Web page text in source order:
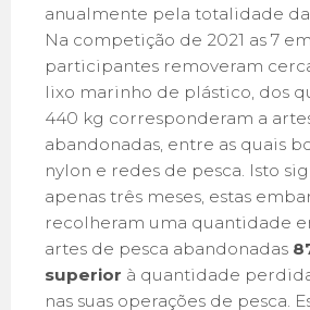
anualmente pela totalidade da
Na competição de 2021 as 7
participantes removeram
lixo marinho de plástico, dos
440 kg corresponderam a
abandonadas, entre as quais
nylon e redes de pesca. Isto
apenas três meses, estas
recolheram uma quantidade
artes de pesca abandonadas
superior à quantidade
nas suas operações de pesca.